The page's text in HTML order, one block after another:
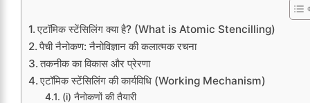
एटॉमिक स्टेंसिलिंग क्या है? (What is Atomic Stencilling)
पैची नैनोकण: नैनोविज्ञान की कलात्मक रचना
तकनीक का विकास और प्रेरणा
एटॉमिक स्टेंसिलिंग की कार्यविधि (Working Mechanism)
(i) नैनोकणों की तैयारी